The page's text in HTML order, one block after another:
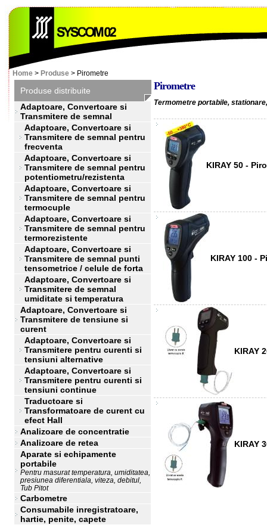
Home > Produse > Pirometre
Produse distribuite
Adaptoare, Convertoare si
Transmitere de semnal
Adaptoare, Convertoare si
Transmitere de semnal pentru
frecventa
Adaptoare, Convertoare si
Transmitere de semnal pentru
potentiometru/rezistenta
Adaptoare, Convertoare si
Transmitere de semnal pentru
termocuple
Adaptoare, Convertoare si
Transmitere de semnal pentru
termorezistente
Adaptoare, Convertoare si
Transmitere de semnal punti
tensometrice / celule de forta
Adaptoare, Convertoare si
Transmitere de semnal
umiditate si temperatura
Adaptoare, Convertoare si
Transmitere de tensiune si
curent
Adaptoare, Convertoare si
Transmitere pentru curenti si
tensiuni alternative
Adaptoare, Convertoare si
Transmitere pentru curenti si
tensiuni continue
Traductoare si
Transformatoare de curent cu
efect Hall
Analizoare de concentratie
Analizoare de retea
Aparate si echipamente
portabile
Pentru masurat temperatura, umiditatea,
presiunea diferentiala, viteza, debitul,
Tub Pitot
Carbometre
Consumabile inregistratoare,
hartie, penite, capete
Pirometre
Termometre portabile,
KIRAY 50 -
KIRAY 100
KIRAY
KIRAY